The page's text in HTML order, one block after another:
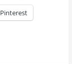
Pinterest